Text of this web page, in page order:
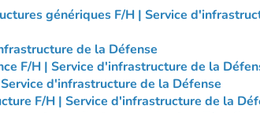
génériques F/H | Service
de la Défense
F/H | Service d'infrastructure de la
d'infrastructure de la Défense
F/H | Service d'infrastructure de la